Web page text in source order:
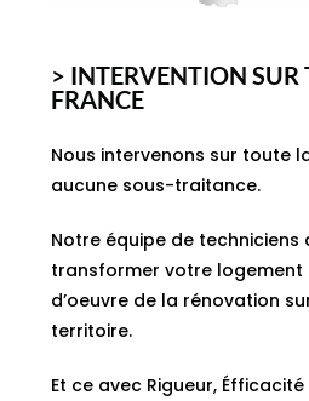
> INTERVENTION SUR
FRANCE
Nous intervenons sur toute
aucune sous-traitance.
Notre équipe de
transformer votre
d’oeuvre de la rénovation
territoire.
Et ce avec Rigueur,